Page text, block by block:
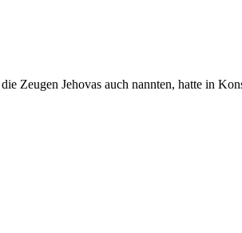
Zeugen Jehovas auch nannten, hatte in